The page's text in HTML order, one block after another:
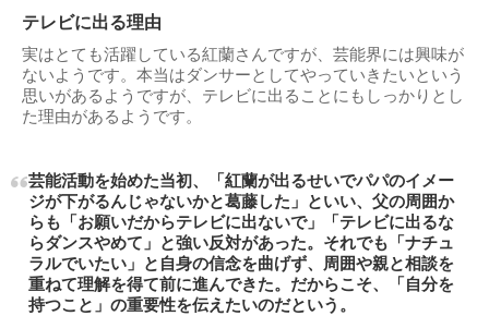
テレビに出る理由
実はとても活躍している紅蘭さんですが、芸能界には興味が
ないようです。本当はダンサーとしてやっていきたいという
思いがあるようですが、テレビに出ることにもしっかりとし
た理由があるようです。
芸能活動を始めた当初、「紅蘭が出るせいでパパのイメー
ジが下がるんじゃないかと葛藤した」といい、父の周囲か
らも「お願いだからテレビに出ないで」「テレビに出るな
らダンスやめて」と強い反対があった。それでも「ナチュ
ラルでいたい」と自身の信念を曲げず、周囲や親と相談を
重ねて理解を得て前に進んできた。だからこそ、「自分を
持つこと」の重要性を伝えたいのだという。